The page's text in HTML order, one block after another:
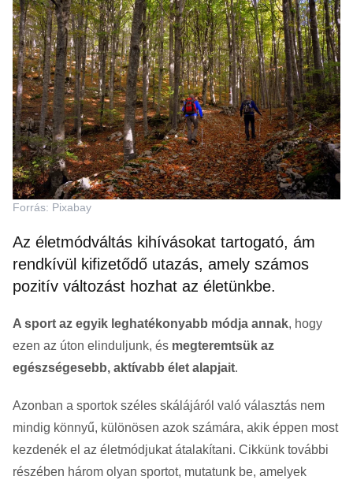
Forrás: Pixabay
Az életmódváltás kihívásokat tartogató, ám
rendkívül kifizetődő utazás, amely számos
pozitív változást hozhat az életünkbe.
A sport az egyik leghatékonyabb módja annak, hogy
ezen az úton elinduljunk, és megteremtsük az
egészségesebb, aktívabb élet alapjait.
Azonban a sportok széles skálájáról való választás nem
mindig könnyű, különösen azok számára, akik éppen most
kezdenék el az életmódjukat átalakítani. Cikkünk további
részében három olyan sportot, mutatunk be, amelyek